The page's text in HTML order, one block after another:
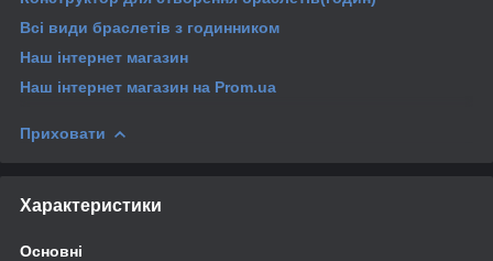
Всі види браслетів з годинником
Наш інтернет магазин
Наш інтернет магазин на Prom.ua
Приховати
Характеристики
Основні